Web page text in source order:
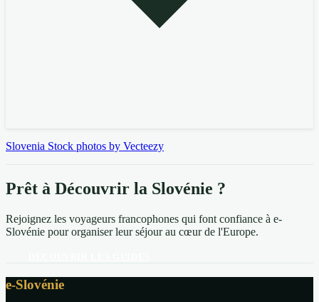
Slovenia Stock photos by Vecteezy
Prêt à Découvrir la Slovénie ?
Rejoignez les voyageurs francophones qui font confiance à e-
Slovénie pour organiser leur séjour au cœur de l'Europe.
e-Slovénie